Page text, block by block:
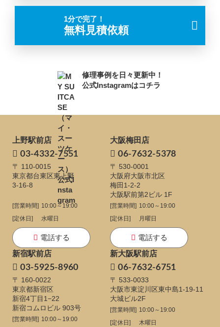
1分で完了！
無料見積依頼
修理事例を日々更新中！
公式Instagramはコチラ
上野駅前店
03-4332-7551
〒 110-0015
東京都台東区東上野
3-16-8
[営業時間] 10:00～19:00
[定休日]
水曜日
電話する
大阪梅田店
06-7632-5378
〒 530-0001
大阪府大阪市北区
梅田1-2-2
大阪駅前第2ビル 1F
[営業時間] 10:00～19:00
[定休日]
月曜日
電話する
新宿駅前店
03-5925-8960
〒 160-0022
東京都新宿区
新宿4丁目1−22
新宿コムロビル 903号
[営業時間] 10:00～19:00
新大阪駅前店
06-7632-6751
〒 533-0033
大阪市東淀川区東中島1-19-11
大城ビル2F
[営業時間] 10:00～19:00
[定休日]
木曜日